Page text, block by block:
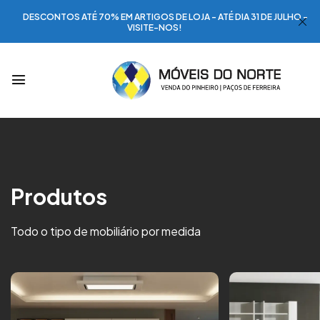
DESCONTOS ATÉ 70% EM ARTIGOS DE LOJA - ATÉ DIA 31 DE JULHO -
VISITE-NOS!
Produtos
Todo o tipo de mobiliário por medida